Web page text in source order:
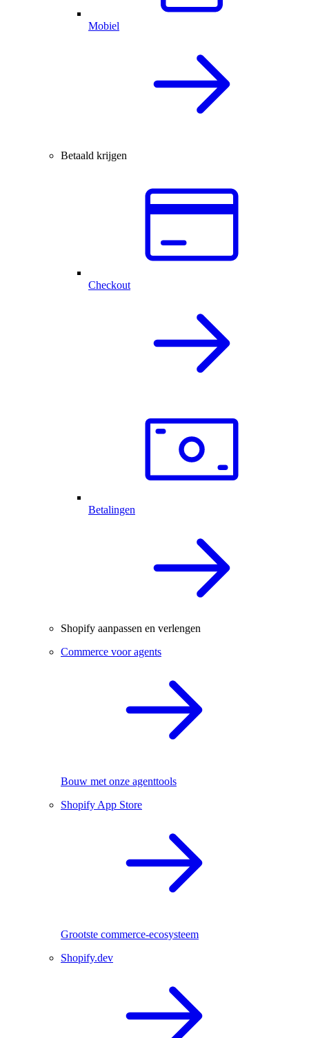
Mobiel
Betaald krijgen
Checkout
Betalingen
Shopify aanpassen en verlengen
Commerce voor agents
Bouw met onze agenttools
Shopify App Store
Grootste commerce-ecosysteem
Shopify.dev